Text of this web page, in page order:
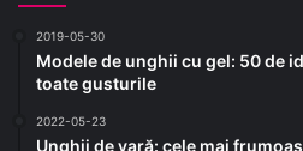
2019-05-30
Modele de unghii cu gel: 50 de
toate gusturile
2022-05-23
Unghii de vară: cele mai